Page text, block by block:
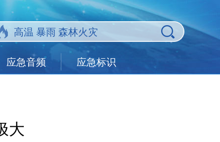
应急音频 应急标识
大